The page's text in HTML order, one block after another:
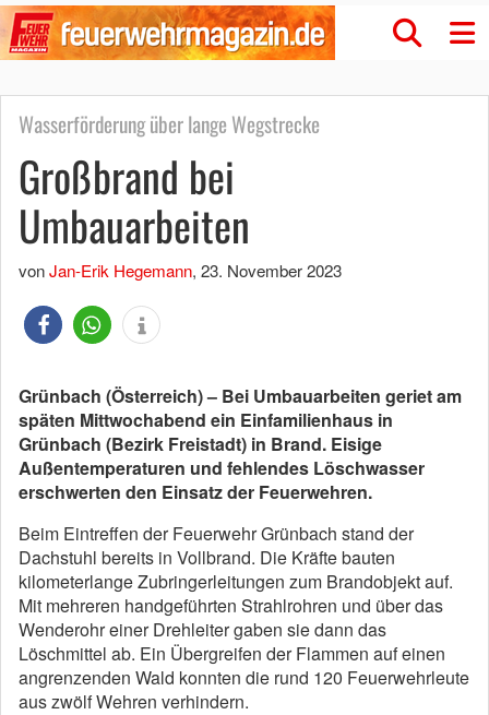
Wasserförderung über lange Wegstrecke
Großbrand bei
Umbauarbeiten
vonJan-Erik Hegemann, 23. November 2023
Grünbach (Österreich) – Bei Umbauarbeiten geriet am
späten Mittwochabend ein Einfamilienhaus in
Grünbach (Bezirk Freistadt) in Brand. Eisige
Außentemperaturen und fehlendes Löschwasser
erschwerten den Einsatz der Feuerwehren.
Beim Eintreffen der Feuerwehr Grünbach stand der
Dachstuhl bereits in Vollbrand. Die Kräfte bauten
kilometerlange Zubringerleitungen zum Brandobjekt auf.
Mit mehreren handgeführten Strahlrohren und über das
Wenderohr einer Drehleiter gaben sie dann das
Löschmittel ab. Ein Übergreifen der Flammen auf einen
angrenzenden Wald konnten die rund 120 Feuerwehrleute
aus zwölf Wehren verhindern.